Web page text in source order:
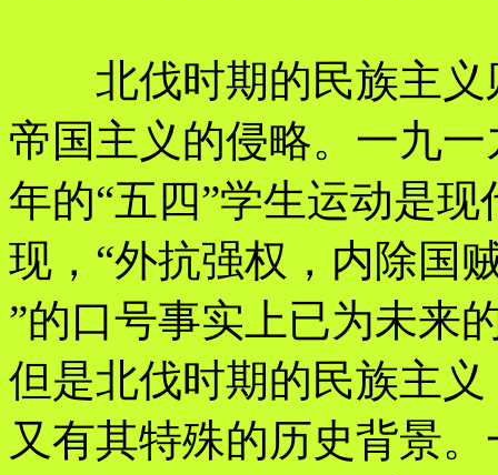
北伐时期的民族主义
帝国主义的侵略。一九一
年的“五四”学生运动是
现，“外抗强权，内除国
”的口号事实上已为未
但是北伐时期的民族主义
又有其特殊的历史背景